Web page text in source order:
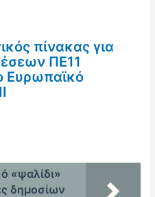
πίνακας για
ΠΕ11
Ευρωπαϊκό
«ψαλίδι»
δημοσίων